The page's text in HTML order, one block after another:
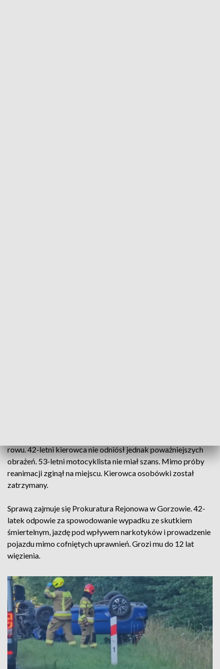
rowu. 42-letni kierowca nie odniósł jednak poważniejszych
obrażeń. 53-letni motocyklista nie miał szans. Mimo próby
reanimacji zginął na miejscu. Kierowca osobówki został
zatrzymany.
Sprawą zajmuje się Prokuratura Rejonowa w Gorzowie. 42-
latek odpowie za spowodowanie wypadku ze skutkiem
śmiertelnym, jazdę pod wpływem narkotyków i prowadzenie
pojazdu mimo cofniętych uprawnień. Grozi mu do 12 lat
więzienia.